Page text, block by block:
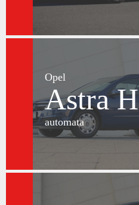
Opel
Astra H
automata